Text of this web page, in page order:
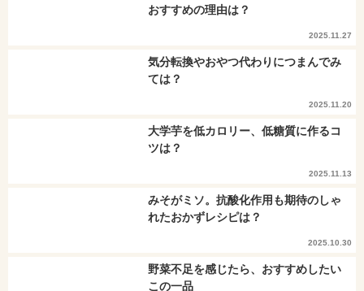
おすすめの理由は？
2025.11.27
気分転換やおやつ代わりにつまんでみ
ては？
2025.11.20
大学芋を低カロリー、低糖質に作るコ
ツは？
2025.11.13
みそがミソ。抗酸化作用も期待のしゃ
れたおかずレシピは？
2025.10.30
野菜不足を感じたら、おすすめしたい
この一品